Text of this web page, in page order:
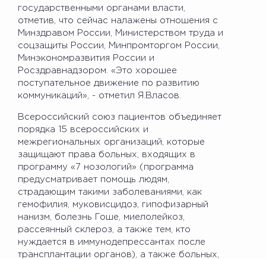
государственными органами власти,
отметив, что сейчас налажены отношения с
Минздравом России, Министерством труда и
соцзащиты России, Минпромторгом России,
Минэкономразвития России и
Росздравнадзором. «Это хорошее
поступательное движение по развитию
коммуникаций», - отметил Я.Власов.
Всероссийский союз пациентов объединяет
порядка 15 всероссийских и
межрегиональных организаций, которые
защищают права больных, входящих в
программу «7 нозологий» (программа
предусматривает помощь людям,
страдающим такими заболеваниями, как
гемофилия, муковисцидоз, гипофизарный
нанизм, болезнь Гоше, миелолейкоз,
рассеянный склероз, а также тем, кто
нуждается в иммунодепрессантах после
трансплантации органов), а также больных,